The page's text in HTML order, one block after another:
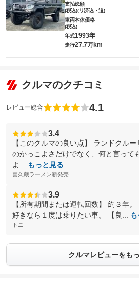
支払総額
(税込)(リ済込・追)
車両本体価格
(税込)
年式1993年
走行27.7万km
クルマのクチコミ
レビュー総合 4.1
3.4
【このクルマの良い点】 ランドクル
のかっこよさだけでなく、何と言って
よ...
もっと見る
喜久蔵ラーメン新発売
3.9
【所有期間または運転回数】 約３年
好きなら１度は乗りたい車。 【良...
トニ
クルマレビューをも